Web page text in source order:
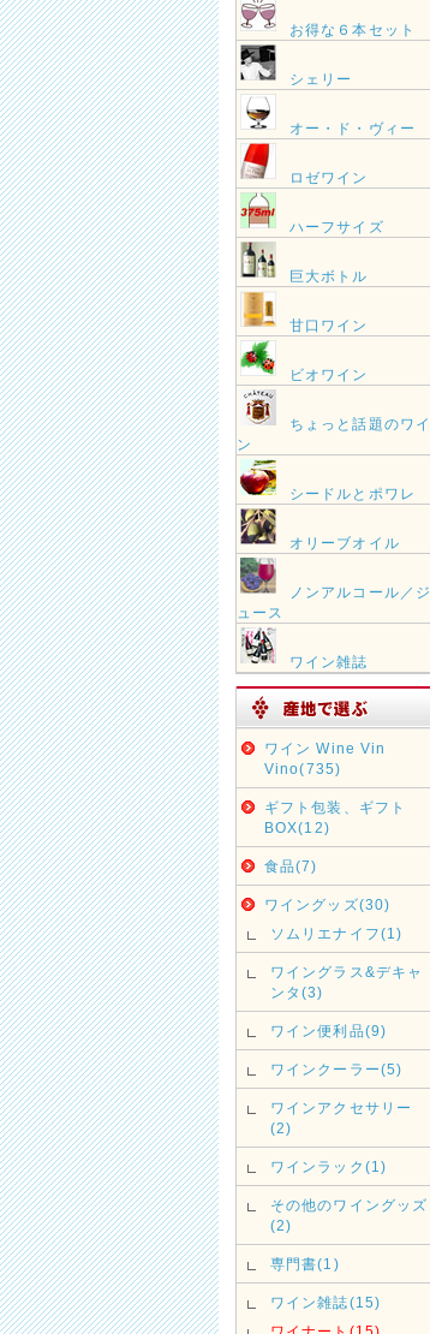
お得な６本セット
シェリー
オー・ド・ヴィー
ロゼワイン
ハーフサイズ
巨大ボトル
甘口ワイン
ビオワイン
ちょっと話題のワイ
ン
シードルとポワレ
オリーブオイル
ノンアルコール／ジ
ュース
ワイン雑誌
ワイン Wine Vin
Vino(735)
ギフト包装、ギフト
BOX(12)
食品(7)
ワイングッズ(30)
ソムリエナイフ(1)
ワイングラス&デキャ
ンタ(3)
ワイン便利品(9)
ワインクーラー(5)
ワインアクセサリー
(2)
ワインラック(1)
その他のワイングッズ
(2)
専門書(1)
ワイン雑誌(15)